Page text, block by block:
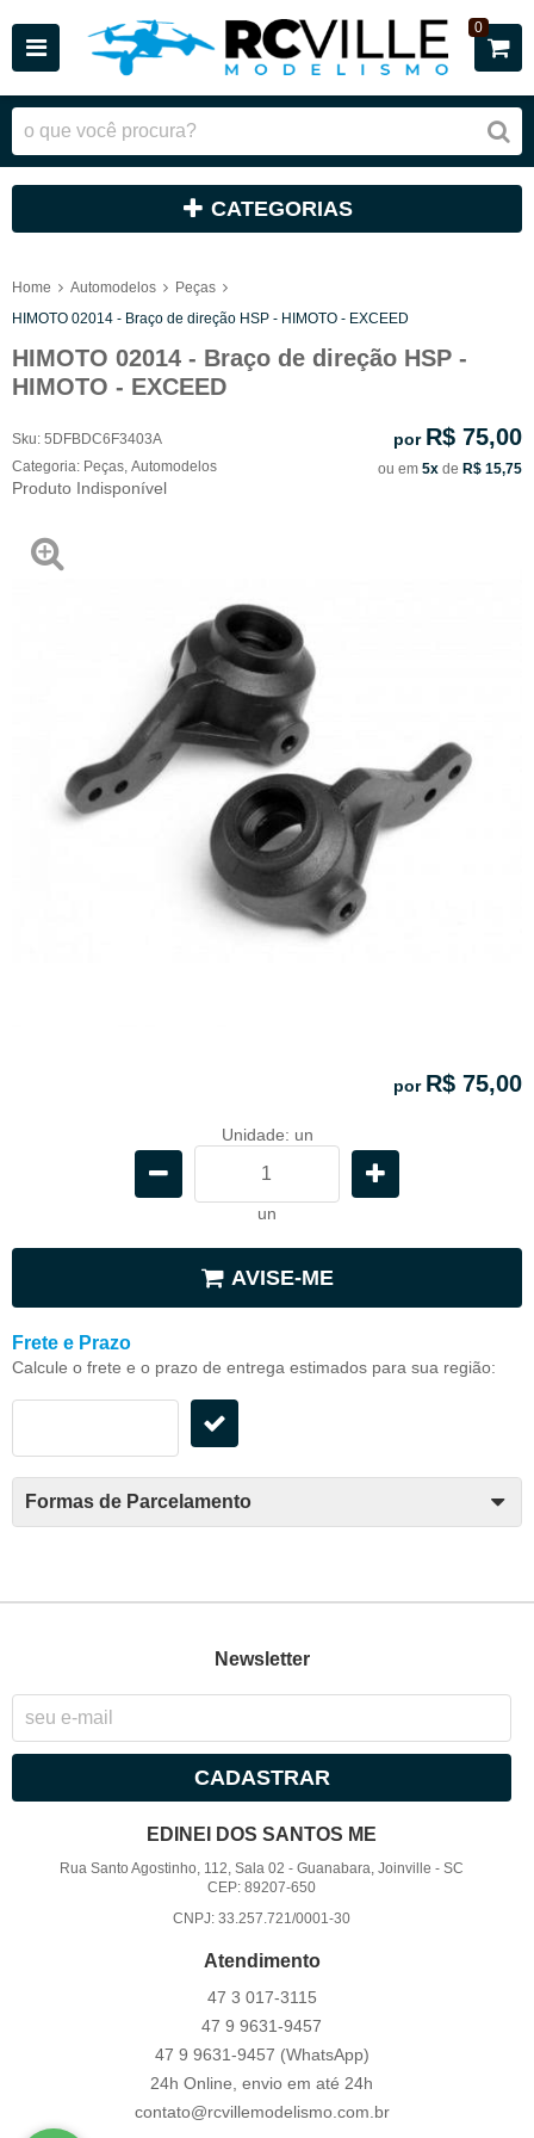
0
CATEGORIAS
Home Automodelos
Peças
HIMOTO 02014 - Braço de direção HSP - HIMOTO - EXCEED
HIMOTO 02014 - Braço de direção HSP -
HIMOTO - EXCEED
Sku: 5DFBDC6F3403A
Categoria: Peças Automodelos
Produto Indisponível
por R$ 75,00
ou em 5x de R$ 15,75
por R$ 75,00
Unidade: un
un
AVISE-ME
Frete e Prazo
Calcule o frete e o prazo de entrega estimados para sua região:
Formas de Parcelamento
Newsletter
CADASTRAR
EDINEI DOS SANTOS ME
Rua Santo Agostinho, 112, Sala 02 -Guanabara, Joinville -SC
CEP: 89207-650
CNPJ: 33.257.721/0001-30
Atendimento
47 3 017-3115
47 9 9631-9457
47 9 9631-9457 (WhatsApp)
24h Online, envio em até 24h
contato@rcvillemodelismo.com.br